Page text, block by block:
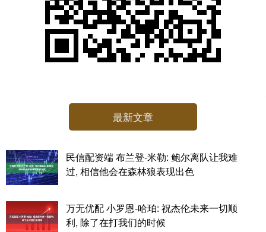
最新文章
民信配资端 布兰登-米勒: 鲍尔离队让我难
过, 相信他会在森林狼表现出色
万无优配 小罗恩-哈珀: 祝杰伦未来一切顺
利, 除了在打我们的时候